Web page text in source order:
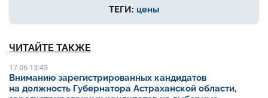
ТЕГИ: цены
ЧИТАЙТЕ ТАКЖЕ
17.06 13:43
Вниманию зарегистрированных кандидатов
на должность Губернатора Астраханской области,